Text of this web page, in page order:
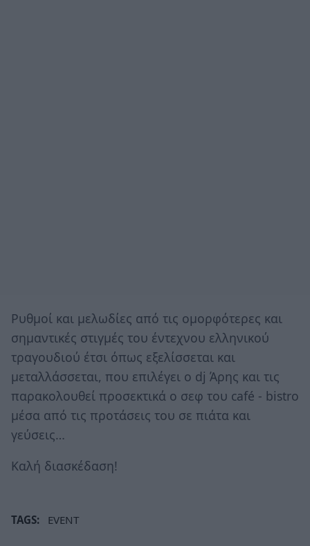
Ρυθμοί και μελωδίες από τις ομορφότερες και
σημαντικές στιγμές του έντεχνου ελληνικού
τραγουδιού έτσι όπως εξελίσσεται και
μεταλλάσσεται, που επιλέγει ο dj Άρης και τις
παρακολουθεί προσεκτικά ο σεφ του café - bistro
μέσα από τις προτάσεις του σε πιάτα και
γεύσεις…
Καλή διασκέδαση!
TAGS: EVENT